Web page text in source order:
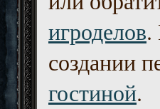
игроделов.
создании
гостиной.